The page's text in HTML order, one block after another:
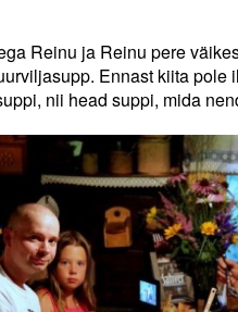
Reinu ja Reinu pere
Ennast kiita
nii head suppi, mida